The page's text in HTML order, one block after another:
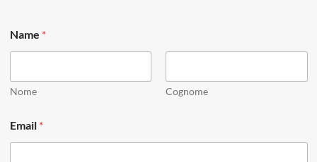
a
m
*
N
e
Name *
Nome Cognome
Email *